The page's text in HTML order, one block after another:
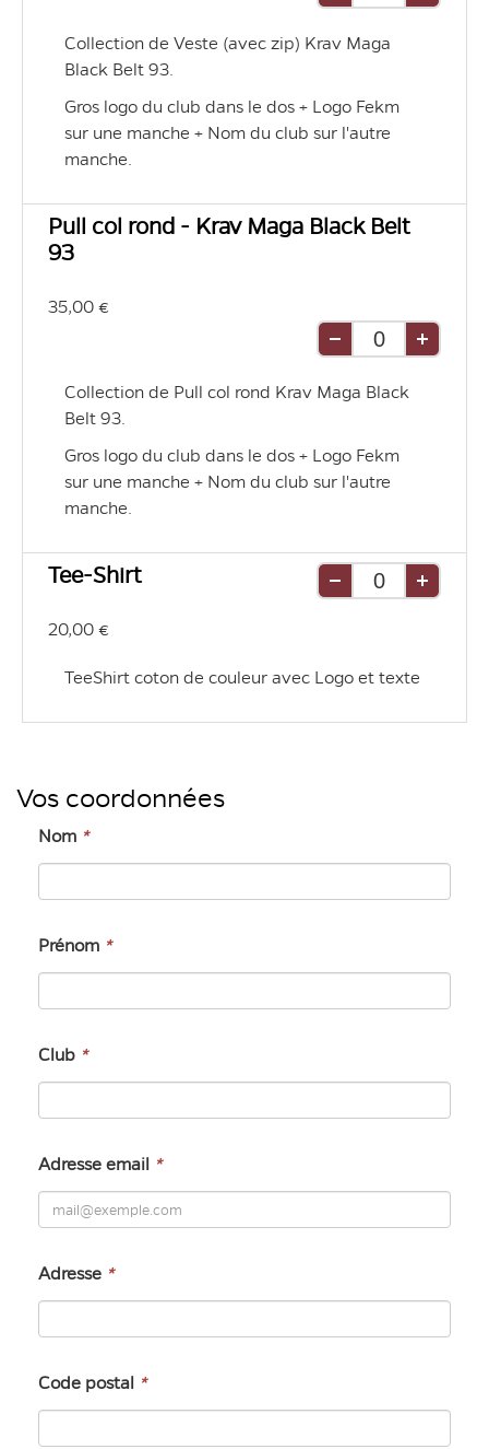
unité
Collection de Veste (avec zip) Krav Maga
Gros logo du club dans le dos + Logo Fekm
sur une manche + Nom du club sur l'autre
manche.
Pull col rond - Krav Maga Black Belt
93
35,00 €
Retirer
unité
Ajouter
Collection de Pull col rond Krav Maga Black
Belt 93.
Gros logo du club dans le dos + Logo Fekm
sur une manche + Nom du club sur l'autre
manche.
Tee-Shirt
20,00 €
Retirer
Ajouter
TeeShirt coton de couleur avec Logo et texte
Vos coordonnées
Nom *
Prénom *
Club *
Adresse email *
Adresse *
Code postal *